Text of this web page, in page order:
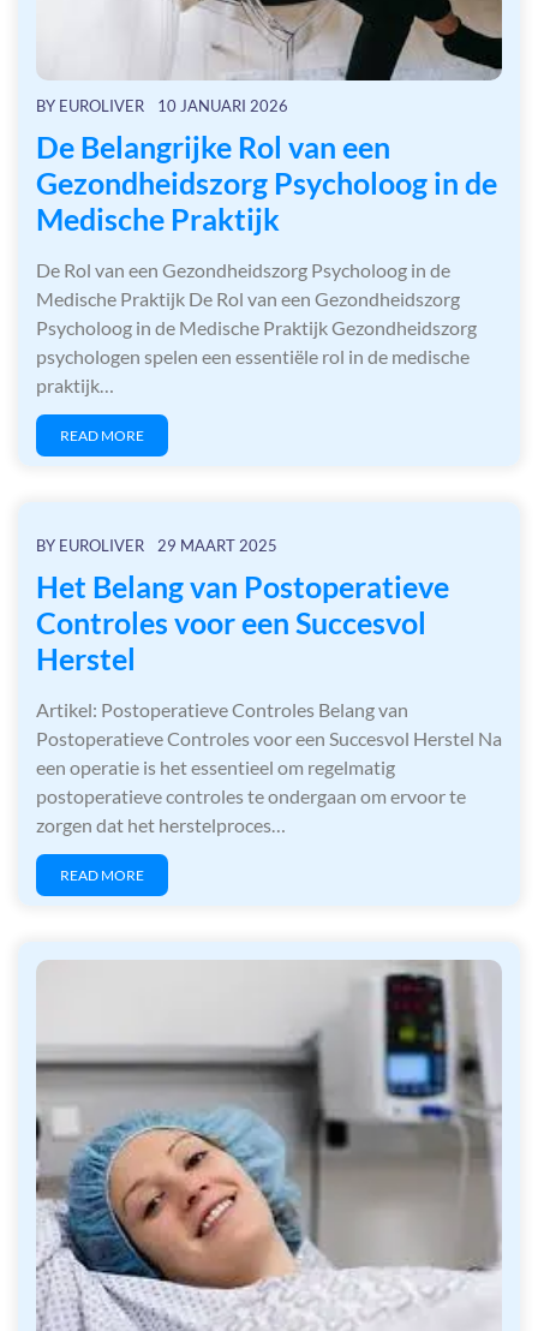
BY EUROLIVER 10 JANUARI 2026
De Belangrijke Rol van een
Gezondheidszorg Psycholoog in de
Medische Praktijk
De Rol van een Gezondheidszorg Psycholoog in de
Medische Praktijk De Rol van een Gezondheidszorg
Psycholoog in de Medische Praktijk Gezondheidszorg
psychologen spelen een essentiële rol in de medische
praktijk…
READ MORE
BY EUROLIVER 29 MAART 2025
Het Belang van Postoperatieve
Controles voor een Succesvol
Herstel
Artikel: Postoperatieve Controles Belang van
Postoperatieve Controles voor een Succesvol Herstel Na
een operatie is het essentieel om regelmatig
postoperatieve controles te ondergaan om ervoor te
zorgen dat het herstelproces…
READ MORE